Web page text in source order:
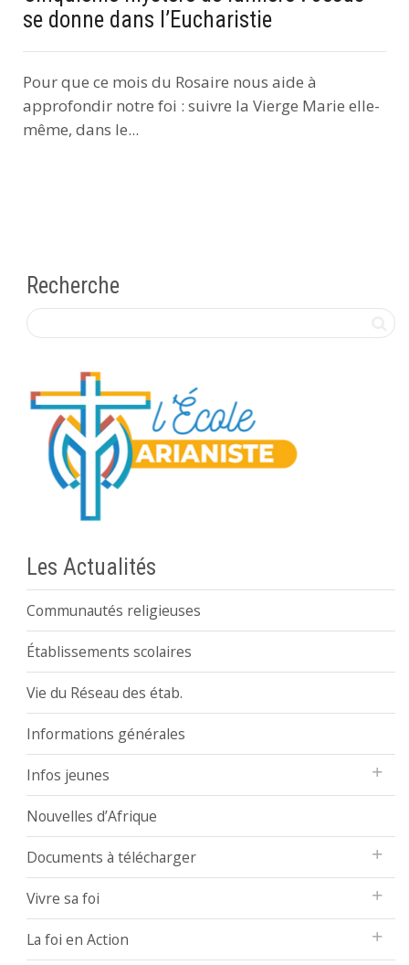
se donne dans l’Eucharistie
Pour que ce mois du Rosaire nous aide à
approfondir notre foi : suivre la Vierge Marie elle-
même, dans le...
Recherche
Les Actualités
Communautés religieuses
Établissements scolaires
Vie du Réseau des étab.
Informations générales
Infos jeunes
Nouvelles d’Afrique
Documents à télécharger
Vivre sa foi
La foi en Action